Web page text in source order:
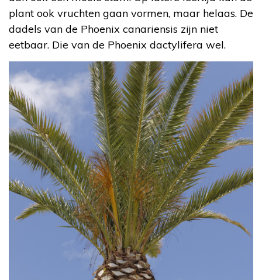
plant ook vruchten gaan vormen, maar helaas. De
dadels van de Phoenix canariensis zijn niet
eetbaar. Die van de Phoenix dactylifera wel.